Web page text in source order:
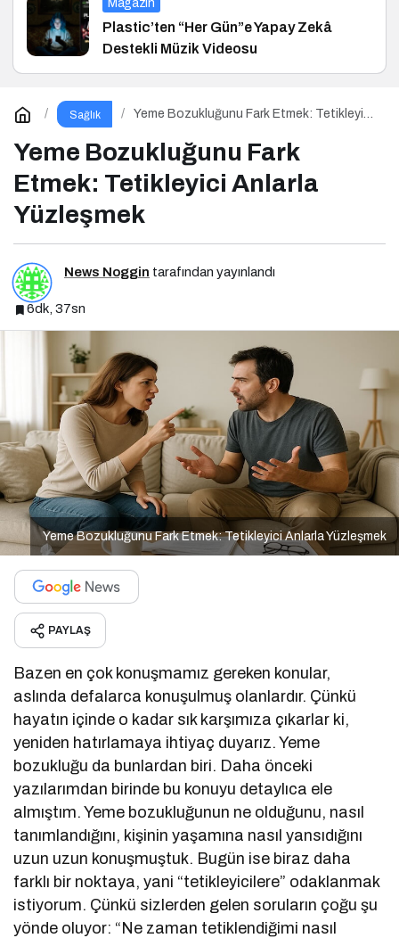
Magazin
Plastic’ten “Her Gün”e Yapay Zekâ
Destekli Müzik Videosu
Sağlık
Yeme Bozukluğunu Fark Etmek: Tetikleyici
Yeme Bozukluğunu Fark
Etmek: Tetikleyici Anlarla
Yüzleşmek
News Noggin tarafından yayınlandı
6dk, 37sn
Yeme Bozukluğunu Fark Etmek: Tetikleyici Anlarla Yüzleşmek
PAYLAŞ
Bazen en çok konuşmamız gereken konular,
aslında defalarca konuşulmuş olanlardır. Çünkü
hayatın içinde o kadar sık karşımıza çıkarlar ki,
yeniden hatırlamaya ihtiyaç duyarız. Yeme
bozukluğu da bunlardan biri. Daha önceki
yazılarımdan birinde bu konuyu detaylıca ele
almıştım. Yeme bozukluğunun ne olduğunu, nasıl
tanımlandığını, kişinin yaşamına nasıl yansıdığını
uzun uzun konuşmuştuk. Bugün ise biraz daha
farklı bir noktaya, yani “tetikleyicilere” odaklanmak
istiyorum. Çünkü sizlerden gelen soruların çoğu şu
yönde oluyor: “Ne zaman tetiklendiğimi nasıl